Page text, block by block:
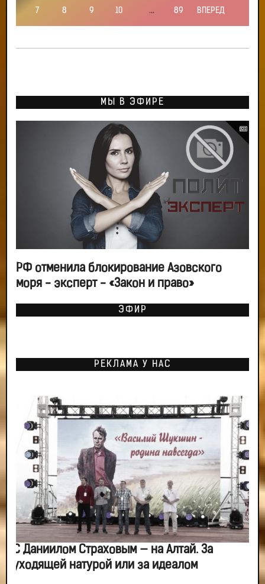
7 8 9 10 ... 89 ВПЕРЕД
МЫ В ЭФИРЕ
РФ отменила блокирование Азовского
моря - эксперт - «Закон и право»
ЭФИР
РЕКЛАМА У НАС
С Даниилом Страховым — на Алтай. За
уходящей натурой или за идеалом